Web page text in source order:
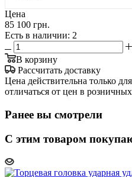
Цена
85 100 грн.
Есть в наличии: 2
В корзину
Рассчитать доставку
Цена действительна только
отличаться от цен в
Ранее вы смотрели
С этим товаром